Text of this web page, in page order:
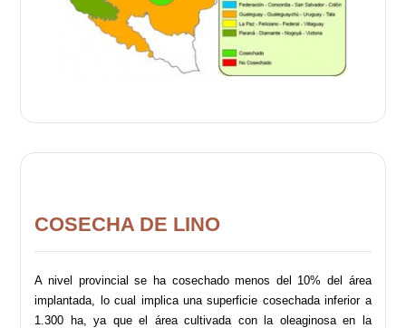
COSECHA DE LINO
A nivel provincial se ha cosechado menos del 10% del área
implantada, lo cual implica una superficie cosechada inferior a
1.300 ha, ya que el área cultivada con la oleaginosa en la